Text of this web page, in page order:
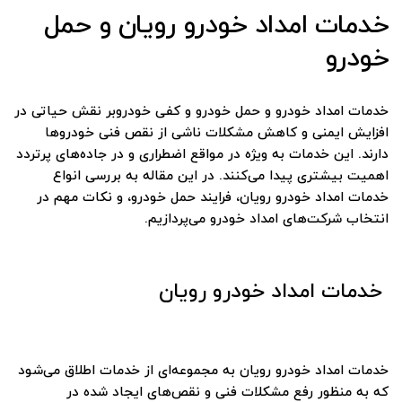
خدمات امداد خودرو رویان و حمل
خودرو
خدمات امداد خودرو و حمل خودرو و کفی خودروبر نقش حیاتی در
افزایش ایمنی و کاهش مشکلات ناشی از نقص فنی خودروها
دارند. این خدمات به ویژه در مواقع اضطراری و در جاده‌های پرتردد
اهمیت بیشتری پیدا می‌کنند. در این مقاله به بررسی انواع
خدمات امداد خودرو رویان، فرایند حمل خودرو، و نکات مهم در
انتخاب شرکت‌های امداد خودرو می‌پردازیم.
خدمات امداد خودرو رویان
خدمات امداد خودرو رویان به مجموعه‌ای از خدمات اطلاق می‌شود
که به منظور رفع مشکلات فنی و نقص‌های ایجاد شده در